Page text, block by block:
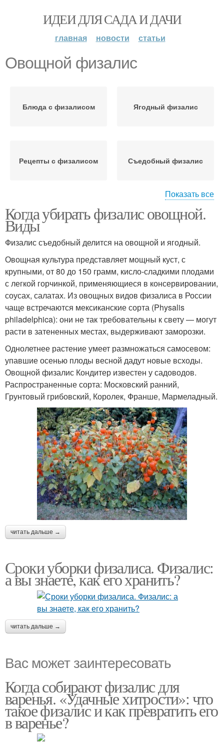
ИДЕИ ДЛЯ САДА И ДАЧИ
главная новости статьи
Овощной физалис
Блюда с физалисом Ягодный физалис
Рецепты с физалисом Съедобный физалис
Декоративный физалис
Показать все
Когда убирать физалис овощной.
Виды
Физалис съедобный делится на овощной и ягодный.
Овощная культура представляет мощный куст, с
крупными, от 80 до 150 грамм, кисло-сладкими плодами
с легкой горчинкой, применяющиеся в консервировании,
соусах, салатах. Из овощных видов физалиса в России
чаще встречаются мексиканские сорта (Physalis
philadelphica): они не так требовательны к свету — могут
расти в затененных местах, выдерживают заморозки.
Однолетнее растение умеет размножаться самосевом:
упавшие осенью плоды весной дадут новые всходы.
Овощной физалис Кондитер известен у садоводов.
Распространенные сорта: Московский ранний,
Грунтовый грибовский, Королек, Франше, Мармеладный.
читать дальше →
Сроки уборки физалиса. Физалис:
а вы знаете, как его хранить?
читать дальше →
Вас может заинтересовать
Когда собирают физалис для
варенья. «Удачные хитрости»: что
такое физалис и как превратить его
в варенье?